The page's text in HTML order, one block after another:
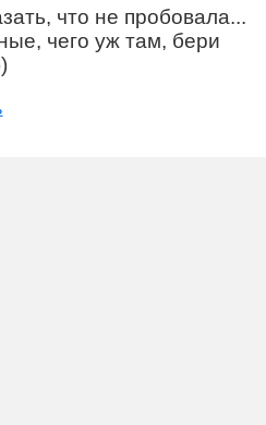
что не пробовала...
чего уж там, бери